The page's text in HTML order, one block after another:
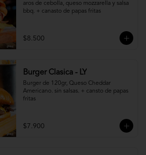
aros de cebolla, queso mozzarella y salsa
bbq. + canasto de papas fritas
$8.500
Burger Clasica - LY
Burger de 120gr, Queso Cheddar
Americano. sin salsas. + cansto de papas
fritas
$7.900